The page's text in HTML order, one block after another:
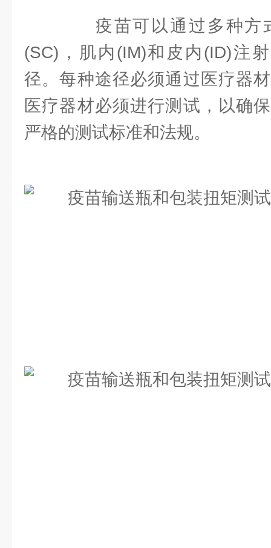
疫苗可以通过多种方
(SC)，肌内(IM)和皮内(ID)注
径。每种途径必须通过医疗器
医疗器材必须进行测试，以确
严格的测试标准和法规。